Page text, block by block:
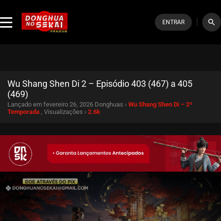
ENTRAR search
Wu Shang Shen Di 2 – Episódio 403 (467) a 405
(469)
Lançado em fevereiro 26, 2026 Donghuas › Wu Shang Shen Di – 2ª
Temporada , Visualizações › 2.6k